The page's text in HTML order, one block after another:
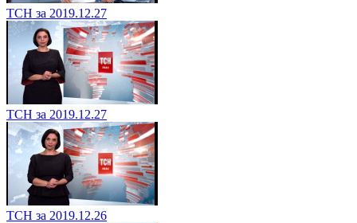
ТСН за 2019.12.27
ТСН за 2019.12.27
ТСН за 2019.12.26